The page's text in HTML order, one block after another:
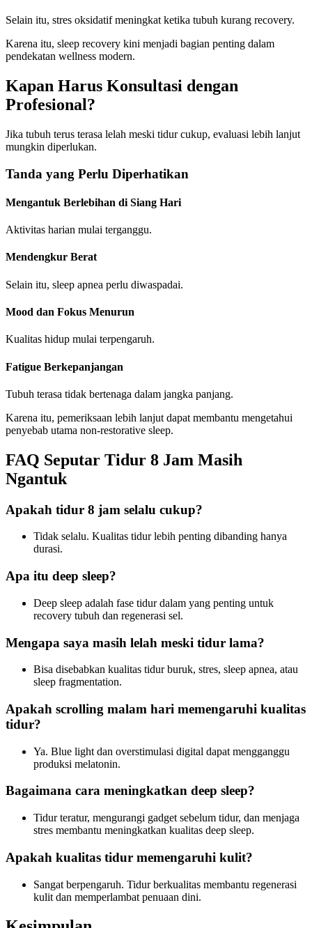
Selain itu, stres oksidatif meningkat ketika tubuh kurang recovery.
Karena itu, sleep recovery kini menjadi bagian penting dalam
pendekatan wellness modern.
Kapan Harus Konsultasi dengan
Profesional?
Jika tubuh terus terasa lelah meski tidur cukup, evaluasi lebih lanjut
mungkin diperlukan.
Tanda yang Perlu Diperhatikan
Mengantuk Berlebihan di Siang Hari
Aktivitas harian mulai terganggu.
Mendengkur Berat
Selain itu, sleep apnea perlu diwaspadai.
Mood dan Fokus Menurun
Kualitas hidup mulai terpengaruh.
Fatigue Berkepanjangan
Tubuh terasa tidak bertenaga dalam jangka panjang.
Karena itu, pemeriksaan lebih lanjut dapat membantu mengetahui
penyebab utama non-restorative sleep.
FAQ Seputar Tidur 8 Jam Masih
Ngantuk
Apakah tidur 8 jam selalu cukup?
Tidak selalu. Kualitas tidur lebih penting dibanding hanya
durasi.
Apa itu deep sleep?
Deep sleep adalah fase tidur dalam yang penting untuk
recovery tubuh dan regenerasi sel.
Mengapa saya masih lelah meski tidur lama?
Bisa disebabkan kualitas tidur buruk, stres, sleep apnea, atau
sleep fragmentation.
Apakah scrolling malam hari memengaruhi kualitas
tidur?
Ya. Blue light dan overstimulasi digital dapat mengganggu
produksi melatonin.
Bagaimana cara meningkatkan deep sleep?
Tidur teratur, mengurangi gadget sebelum tidur, dan menjaga
stres membantu meningkatkan kualitas deep sleep.
Apakah kualitas tidur memengaruhi kulit?
Sangat berpengaruh. Tidur berkualitas membantu regenerasi
kulit dan memperlambat penuaan dini.